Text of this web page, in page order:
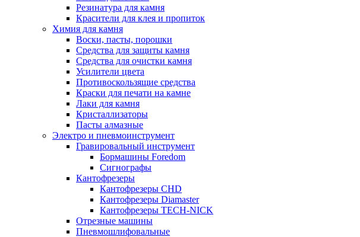
Резинатура для камня
Красители для клея и пропиток
Химия для камня
Воски, пасты, порошки
Средства для защиты камня
Средства для очистки камня
Усилители цвета
Противоскользящие средства
Краски для печати на камне
Лаки для камня
Кристаллизаторы
Пасты алмазные
Электро и пневмоинструмент
Гравировальный инструмент
Бормашины Foredom
Сигнографы
Кантофрезеры
Кантофрезеры CHD
Кантофрезеры Diamaster
Кантофрезеры TECH-NICK
Отрезные машины
Пневмошлифовальные